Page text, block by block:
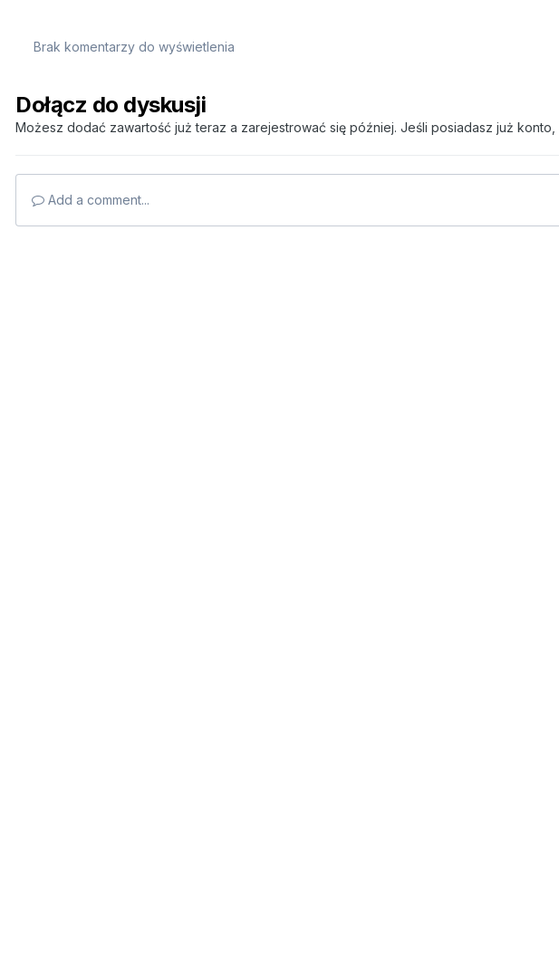
Brak komentarzy do wyświetlenia
Dołącz do dyskusji
Możesz dodać zawartość już teraz a zarejestrować się później. Jeśli posiadasz już konto,
Add a comment...